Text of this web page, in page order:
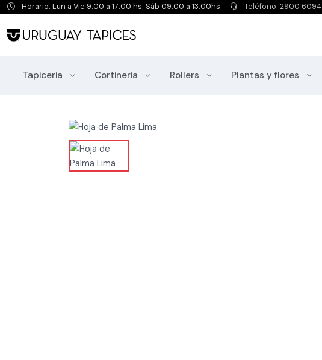
Horario: Lun a Vie 9:00 a 17:00 hs. Sáb 09:00 a 13:00hs Teléfono: 2900 6094
Tapiceria Cortineria Rollers Plantas y flores